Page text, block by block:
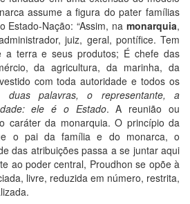
assume a figura do pater famílias
Estado-Nação: “Assim, na monarquia,
juiz, geral, pontífice. Tem
a terra e seus produtos; É chefe das
da agricultura, da marinha, da
com toda autoridade e todos os
palavras, o representante, a
ele é o Estado. A reunião ou
caráter da monarquia. O princípio da
o pai da família e do monarca, o
das atribuições passa a se juntar aqui
ao poder central, Proudhon se opõe à
livre, reduzida em número, restrita,